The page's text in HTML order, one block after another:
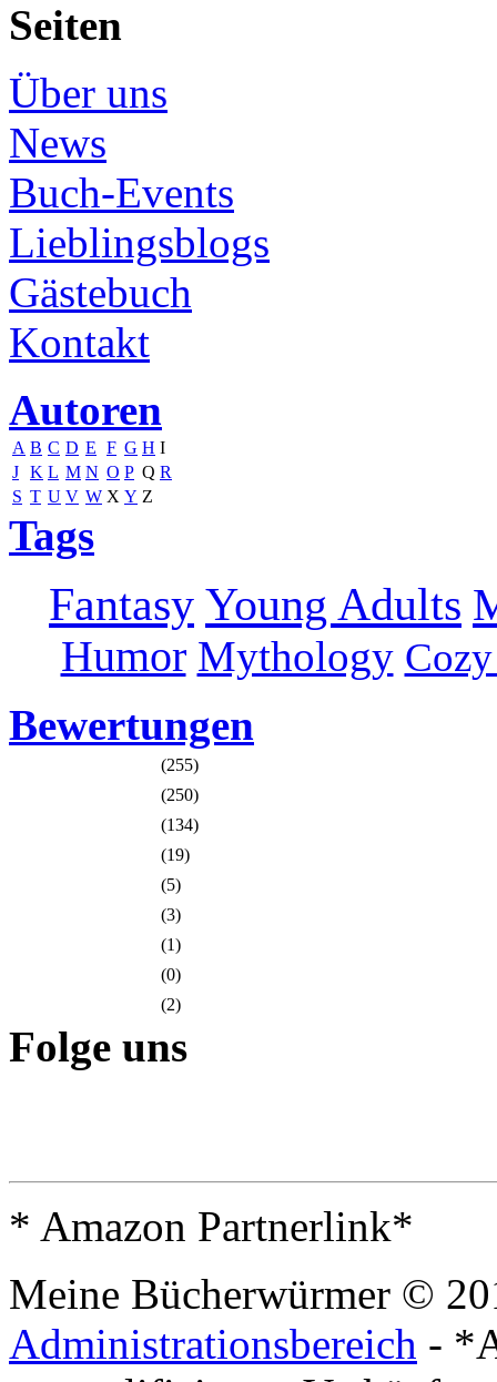
Seiten
Über uns
News
Buch-Events
Lieblingsblogs
Gästebuch
Kontakt
Autoren
A B C D E F G H I
J K L M N O P Q R
S T U V W X Y Z
Tags
Fantasy Young Adults
Humor Mythology
Bewertungen
(255)
(250)
(134)
(19)
(5)
(3)
(1)
(0)
(2)
Folge uns
* Amazon Partnerlink*
Meine Bücherwürmer ©
Administrationsbereich -